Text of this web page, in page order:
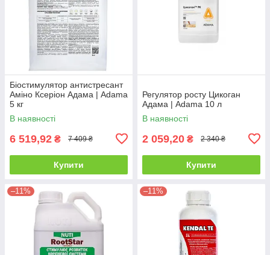
Біостимулятор антистресант
Аміно Ксеріон Адама | Adama
5 кг
В наявності
6 519,92 ₴ 7 409 ₴
Купити
Регулятор росту Цикоган
Адама | Adama 10 л
В наявності
2 059,20 ₴ 2 340 ₴
Купити
–11% –11%